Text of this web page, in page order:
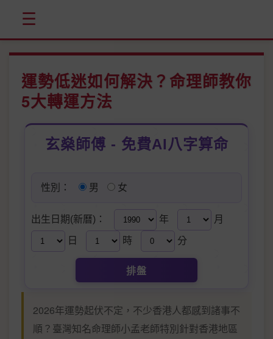
☰
運勢低迷如何解決？命理師教你
5大轉運方法
玄燊師傅 - 免費AI八字算命
性別： 男 女
出生日期(新曆)： 年 月
日 時 分
排盤
2026年運勢起伏不定，不少香港人都感到諸事不
順？臺灣知名命理師小孟老師特別針對香港地區